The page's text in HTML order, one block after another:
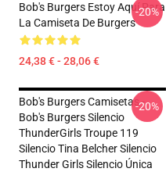
Bob's Burgers Estoy Aquí Para
La Camiseta De Burgers
24,38 € - 28,06 €
-20%
Bob's Burgers Camisetas -
Bob's Burgers Silencio
ThunderGirls Troupe 119
Silencio Tina Belcher Silencio
Thunder Girls Silencio Única
-20%